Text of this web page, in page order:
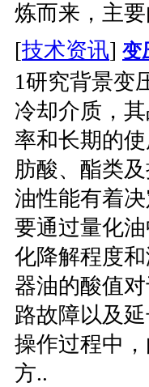
炼而来，主
[技术资讯] 变
1研究背景变
冷却介质，
率和长期的
肪酸、酯类
油性能有着
要通过量化
化降解程度
器油的酸值
路故障以及
操作过程中
方..